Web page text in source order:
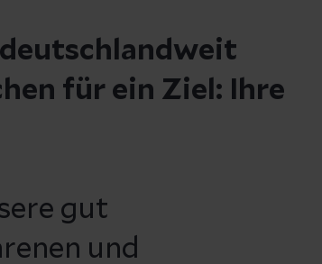
für ein Ziel: Ihre
gut
und